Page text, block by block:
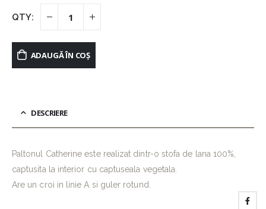
ADAUGĂ ÎN COȘ
DESCRIERE
Paltonul Catherine este realizat dintr-o stofa de lana 100%,
captusita la interior cu captuseala vegetala.
Are un croi in linie A si guler rotund.